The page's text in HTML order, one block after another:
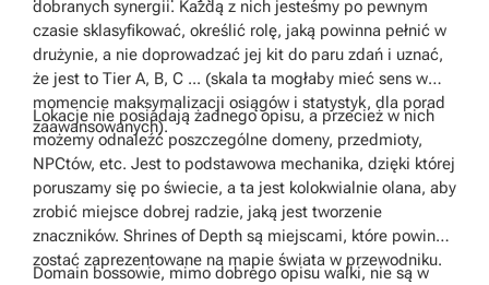
dobranych synergii. Każdą z nich jesteśmy po pewnym
czasie sklasyfikować, określić rolę, jaką powinna pełnić w
drużynie, a nie doprowadzać jej kit do paru zdań i uznać,
że jest to Tier A, B, C ... (skala ta mogłaby mieć sens w
momencie maksymalizacji osiągów i statystyk, dla porad
zaawansowanych).
Lokacje nie posiadają żadnego opisu, a przecież w nich
możemy odnaleźć poszczególne domeny, przedmioty,
NPCtów, etc. Jest to podstawowa mechanika, dzięki której
poruszamy się po świecie, a ta jest kolokwialnie olana, aby
zrobić miejsce dobrej radzie, jaką jest tworzenie
znaczników. Shrines of Depth są miejscami, które powinny
zostać zaprezentowane na mapie świata w przewodniku.
Domain bossowie, mimo dobrego opisu walki, nie są w